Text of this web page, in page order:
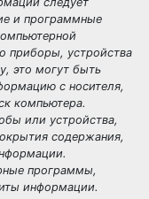
и программные
приборы, устройства
это могут быть
с носителя,
компьютера.
или устройства,
содержания,
программы,
информации.